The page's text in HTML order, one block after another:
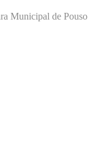
Municipal de Pouso